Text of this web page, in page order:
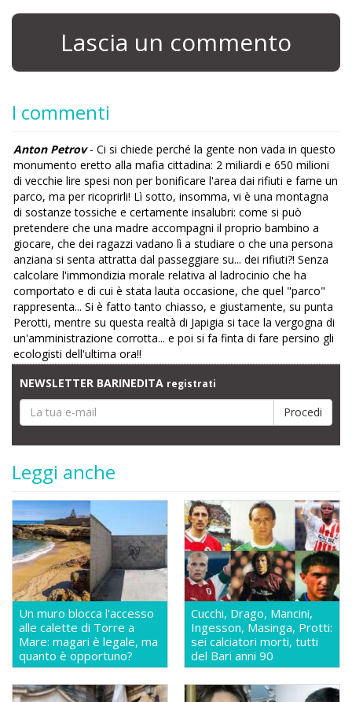
Lascia un commento
I commenti
Anton Petrov- Ci si chiede perché la gente non vada in questo
monumento eretto alla mafia cittadina: 2 miliardi e 650 milioni
di vecchie lire spesi non per bonificare l'area dai rifiuti e farne un
parco, ma per ricoprirli! Lì sotto, insomma, vi è una montagna
di sostanze tossiche e certamente insalubri: come si può
pretendere che una madre accompagni il proprio bambino a
giocare, che dei ragazzi vadano lì a studiare o che una persona
anziana si senta attratta dal passeggiare su... dei rifiuti?! Senza
calcolare l'immondizia morale relativa al ladrocinio che ha
comportato e di cui è stata lauta occasione, che quel "parco"
rappresenta... Si è fatto tanto chiasso, e giustamente, su punta
Perotti, mentre su questa realtà di Japigia si tace la vergogna di
un'amministrazione corrotta... e poi si fa finta di fare persino gli
ecologisti dell'ultima ora!!
NEWSLETTER BARINEDITA registrati
Leggi anche
Un muro blocca l'accesso
alle calette di Torre a
Mare: magari è legale, ma
quanto è opportuno?
Cucchi, Drago, Mancini,
Ingesson, Masinga, Protti:
sei calciatori morti, tutti
del Bari anni 90